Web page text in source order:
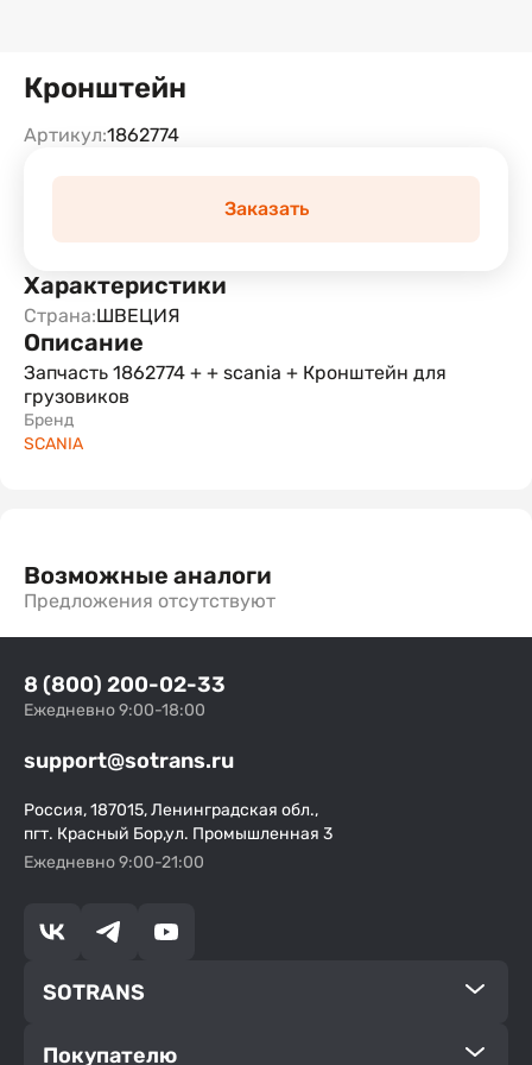
Кронштейн
Артикул:1862774
Заказать
Характеристики
Страна:ШВЕЦИЯ
Описание
Запчасть 1862774 + + scania + Кронштейн для
грузовиков
Бренд
SCANIA
Возможные аналоги
Предложения отсутствуют
8 (800) 200-02-33
Ежедневно 9:00-18:00
support@sotrans.ru
Россия, 187015, Ленинградская обл.,
пгт. Красный Бор,ул. Промышленная 3
Ежедневно 9:00-21:00
SOTRANS
Покупателю